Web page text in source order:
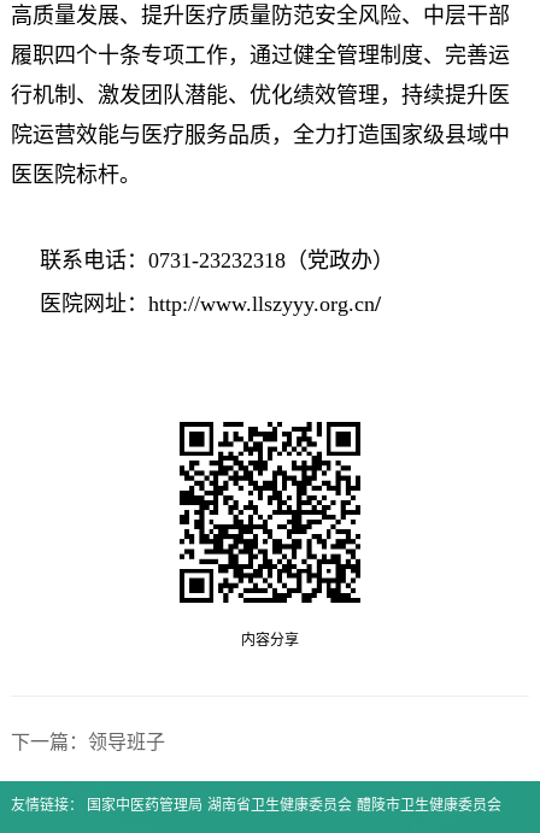
高质量发展、提升医疗质量防范安全风险、中层干部
履职四个十条专项工作，通过健全管理制度、完善运
行机制、激发团队潜能、优化绩效管理，持续提升医
院运营效能与医疗服务品质，全力打造国家级县域中
医医院标杆。
联系电话：0731-23232318（党政办）
医院网址：http://www.llszyyy.org.cn/
内容分享
下一篇：领导班子
友情链接： 国家中医药管理局 湖南省卫生健康委员会 醴陵市卫生健康委员会